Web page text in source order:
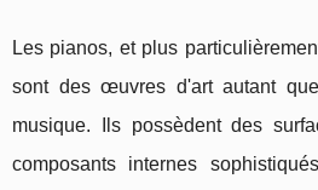
Les pianos, et plus
sont des œuvres d'art autant
musique. Ils possèdent des
composants internes